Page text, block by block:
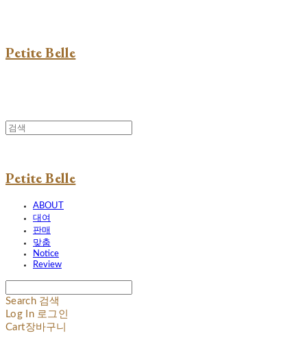
Petite Belle
Petite Belle
ABOUT
대여
판매
맞춤
Notice
Review
Search 검색
Log In 로그인
Cart장바구니